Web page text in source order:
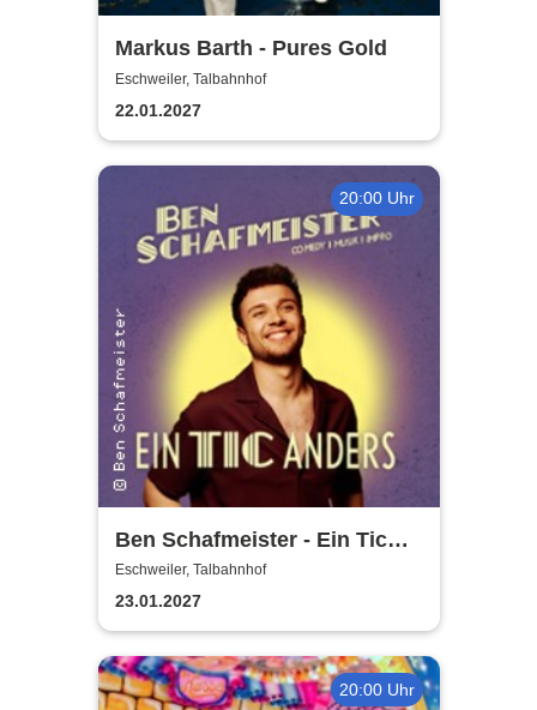
Markus Barth - Pures Gold
Eschweiler, Talbahnhof
22.01.2027
20:00 Uhr
Ben Schafmeister - Ein Tic
anders
Eschweiler, Talbahnhof
23.01.2027
20:00 Uhr